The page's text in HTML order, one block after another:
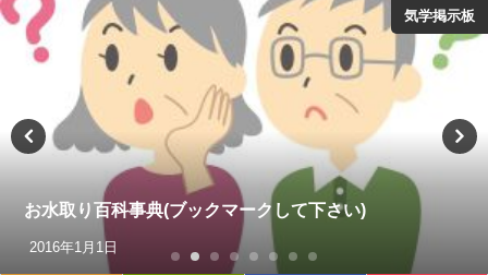
気学掲示板
お水取り百科事典(ブックマークして下さい)
2016年1月1日